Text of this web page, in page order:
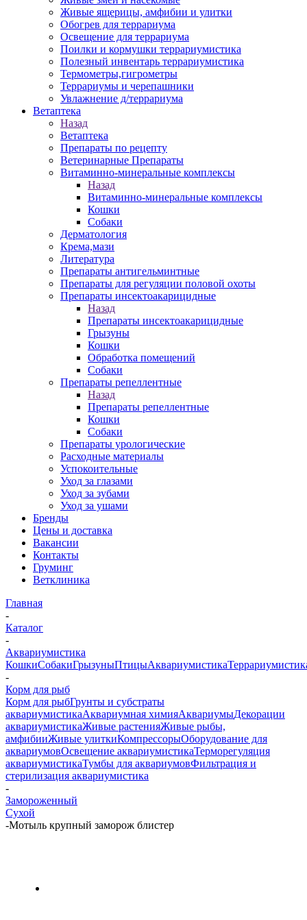
Живые ящерицы, амфибии и улитки
Обогрев для террариума
Освещение для террариума
Поилки и кормушки террариумистика
Полезный инвентарь террариумистика
Термометры,гигрометры
Террариумы и черепашники
Увлажнение д/террариума
Ветаптека
Назад
Ветаптека
Препараты по рецепту
Ветеринарные Препараты
Витаминно-минеральные комплексы
Назад
Витаминно-минеральные комплексы
Кошки
Собаки
Дерматология
Крема,мази
Литература
Препараты антигельминтные
Препараты для регуляции половой охоты
Препараты инсектоакарицидные
Назад
Препараты инсектоакарицидные
Грызуны
Кошки
Обработка помещений
Собаки
Препараты репеллентные
Назад
Препараты репеллентные
Кошки
Собаки
Препараты урологические
Расходные материалы
Успокоительные
Уход за глазами
Уход за зубами
Уход за ушами
Бренды
Цены и доставка
Вакансии
Контакты
Груминг
Ветклиника
Главная
-
Каталог
-
Аквариумистика
КошкиСобакиГрызуныПтицыАквариумистика
-
Корм для рыб
Корм для рыбГрунты и субстраты
аквариумистикаАквариумная химияАквариумыДекорации
аквариумистикаЖивые растенияЖивые рыбы,
амфибииЖивые улиткиКомпрессорыОборудование для
аквариумовОсвещение аквариумистикаТерморегуляция
аквариумистикаТумбы для аквариумовФильтрация и
стерилизация аквариумистика
-
Замороженный
Сухой
-Мотыль крупный заморож блистер